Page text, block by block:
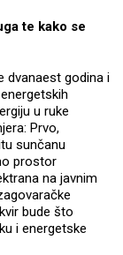
te kako se
dvanaest godina i
u ruke
Prvo,
sunčanu
prostor
na javnim
bude što
i energetske